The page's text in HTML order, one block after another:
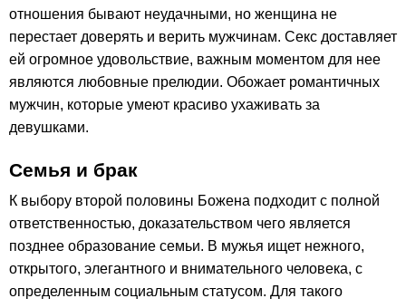
отношения бывают неудачными, но женщина не
перестает доверять и верить мужчинам. Секс доставляет
ей огромное удовольствие, важным моментом для нее
являются любовные прелюдии. Обожает романтичных
мужчин, которые умеют красиво ухаживать за
девушками.
Семья и брак
К выбору второй половины Божена подходит с полной
ответственностью, доказательством чего является
позднее образование семьи. В мужья ищет нежного,
открытого, элегантного и внимательного человека, с
определенным социальным статусом. Для такого